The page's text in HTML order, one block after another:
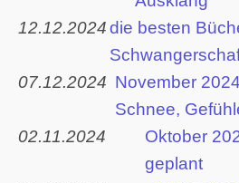
12.12.2024die besten
07.12.2024 November
Schnee,
02.11.2024
Oktober
geplant